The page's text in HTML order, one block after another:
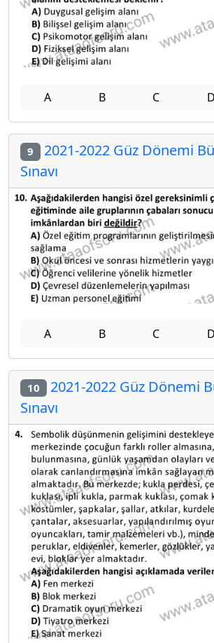
A B C D
9 2021-2022 Güz Dönemi
Sınavı
A B C D
10 2021-2022 Güz Dönemi
Sınavı